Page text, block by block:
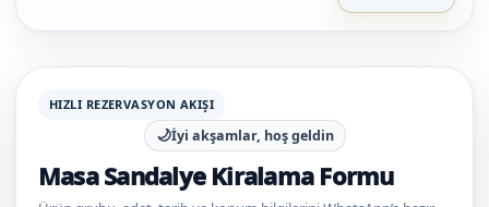
HIZLI REZERVASYON AKIŞI
🌙İyi akşamlar, hoş geldin
Masa Sandalye Kiralama Formu